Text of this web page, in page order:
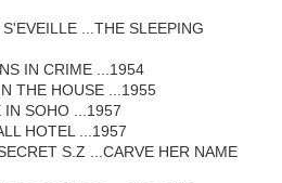
...THE SLEEPING
IN CRIME ...1954
THE HOUSE ...1955
IN SOHO ...1957
HOTEL ...1957
S.Z ...CARVE HER NAME